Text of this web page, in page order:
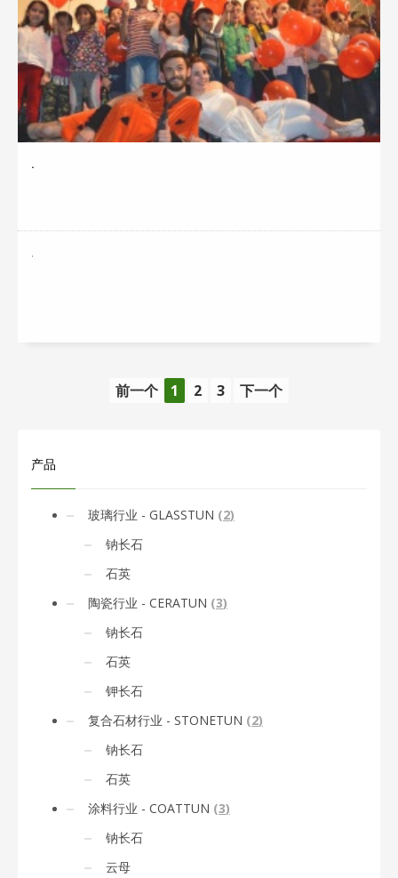
.
.
前一个 1 2 3 下一个
产品
玻璃行业 - GLASSTUN (2)
钠长石
石英
陶瓷行业 - CERATUN (3)
钠长石
石英
钾长石
复合石材行业 - STONETUN (2)
钠长石
石英
涂料行业 - COATTUN (3)
钠长石
云母